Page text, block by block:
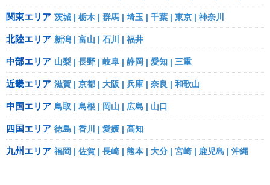
関東エリア 茨城 栃木 群馬 埼玉 千葉 東京 神奈川
北陸エリア 新潟 富山 石川 福井
中部エリア 山梨 長野 岐阜 静岡 愛知 三重
近畿エリア 滋賀 京都 大阪 兵庫 奈良 和歌山
中国エリア 鳥取 島根 岡山 広島 山口
四国エリア 徳島 香川 愛媛 高知
九州エリア 福岡 佐賀 長崎 熊本 大分 宮崎 鹿児島 沖縄